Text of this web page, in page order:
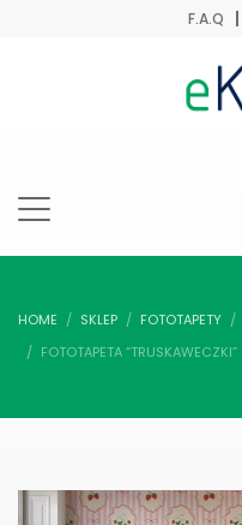
F.A.Q
HOME SKLEP FOTOTAPETY
FOTOTAPETA “TRUSKAWECZKI”